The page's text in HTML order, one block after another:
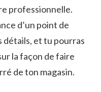
professionnelle.
d’un point de
détails, et tu pourras
la façon de faire
de ton magasin.